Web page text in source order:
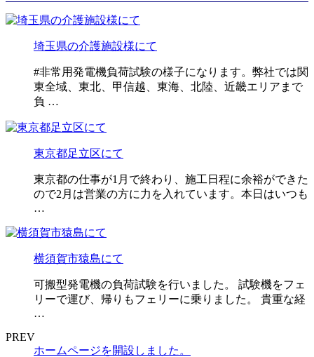
埼玉県の介護施設様にて
#非常用発電機負荷試験の様子になります。弊社では関
東全域、東北、甲信越、東海、北陸、近畿エリアまで
負 …
東京都足立区にて
東京都の仕事が1月で終わり、施工日程に余裕ができた
ので2月は営業の方に力を入れています。本日はいつも
…
横須賀市猿島にて
可搬型発電機の負荷試験を行いました。 試験機をフェ
リーで運び、帰りもフェリーに乗りました。 貴重な経
…
PREV
ホームページを開設しました。